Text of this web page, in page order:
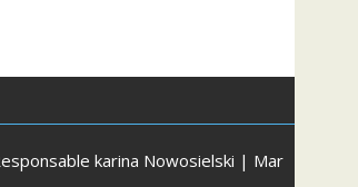
karina Nowosielski | Mar